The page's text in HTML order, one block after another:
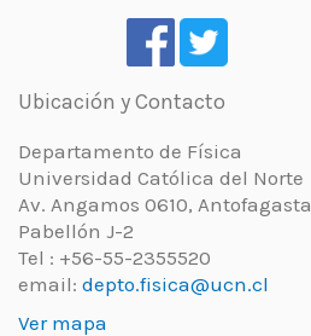
Ubicación y Contacto
Departamento de Física
Universidad Católica del Norte
Av. Angamos 0610, Antofagasta
Pabellón J-2
Tel : +56-55-2355520
email: depto.fisica@ucn.cl
Ver mapa